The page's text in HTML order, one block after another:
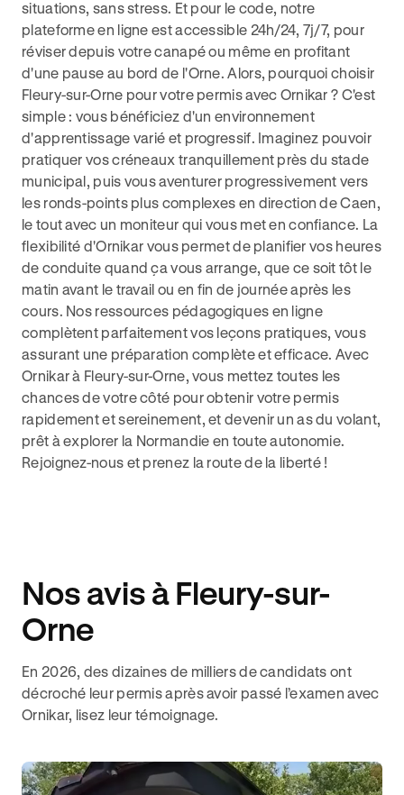
situations, sans stress. Et pour le code, notre
plateforme en ligne est accessible 24h/24, 7j/7, pour
réviser depuis votre canapé ou même en profitant
d'une pause au bord de l'Orne. Alors, pourquoi choisir
Fleury-sur-Orne pour votre permis avec Ornikar ? C'est
simple : vous bénéficiez d'un environnement
d'apprentissage varié et progressif. Imaginez pouvoir
pratiquer vos créneaux tranquillement près du stade
municipal, puis vous aventurer progressivement vers
les ronds-points plus complexes en direction de Caen,
le tout avec un moniteur qui vous met en confiance. La
flexibilité d'Ornikar vous permet de planifier vos heures
de conduite quand ça vous arrange, que ce soit tôt le
matin avant le travail ou en fin de journée après les
cours. Nos ressources pédagogiques en ligne
complètent parfaitement vos leçons pratiques, vous
assurant une préparation complète et efficace. Avec
Ornikar à Fleury-sur-Orne, vous mettez toutes les
chances de votre côté pour obtenir votre permis
rapidement et sereinement, et devenir un as du volant,
prêt à explorer la Normandie en toute autonomie.
Rejoignez-nous et prenez la route de la liberté !
Nos avis à Fleury-sur-
Orne
En 2026, des dizaines de milliers de candidats ont
décroché leur permis après avoir passé l’examen avec
Ornikar, lisez leur témoignage.